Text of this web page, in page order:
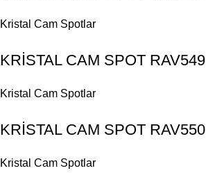
Kristal Cam Spotlar
KRİSTAL CAM SPOT RAV549
Kristal Cam Spotlar
KRİSTAL CAM SPOT RAV550
Kristal Cam Spotlar